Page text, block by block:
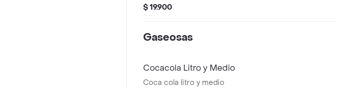
pollo.
$ 19.900
Gaseosas
Cocacola Litro y Medio
Coca cola litro y medio